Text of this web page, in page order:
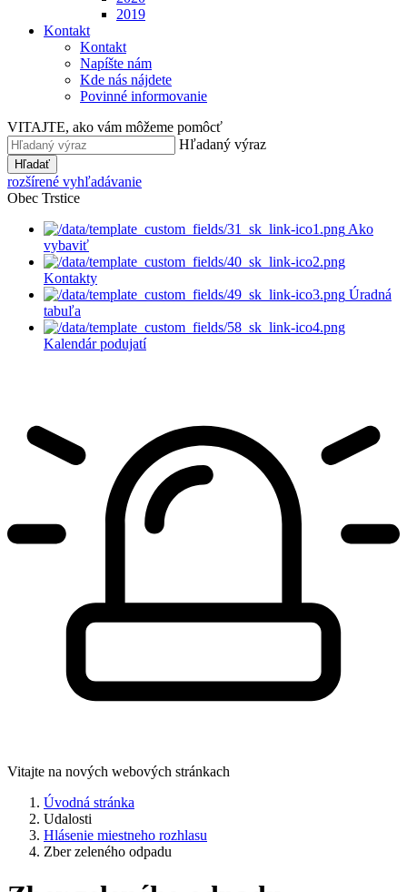
2019
Kontakt
Kontakt
Napíšte nám
Kde nás nájdete
Povinné informovanie
VITAJTE, ako vám môžeme pomôcť
Hľadaný výraz
Hľadať
rozšírené vyhľadávanie
Obec Trstice
Ako
vybaviť
Kontakty
Úradná
tabuľa
Kalendár podujatí
Vitajte na nových webových stránkach
Úvodná stránka
Udalosti
Hlásenie miestneho rozhlasu
Zber zeleného odpadu